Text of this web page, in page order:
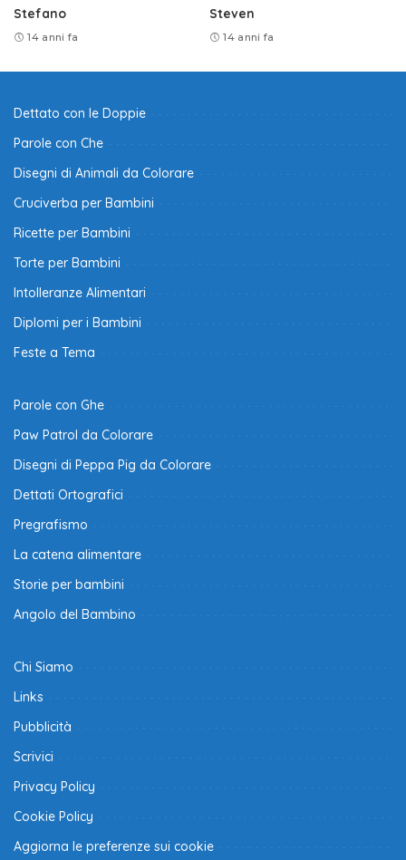
Stefano
14 anni fa
Steven
14 anni fa
Dettato con le Doppie
Parole con Che
Disegni di Animali da Colorare
Cruciverba per Bambini
Ricette per Bambini
Torte per Bambini
Intolleranze Alimentari
Diplomi per i Bambini
Feste a Tema
Parole con Ghe
Paw Patrol da Colorare
Disegni di Peppa Pig da Colorare
Dettati Ortografici
Pregrafismo
La catena alimentare
Storie per bambini
Angolo del Bambino
Chi Siamo
Links
Pubblicità
Scrivici
Privacy Policy
Cookie Policy
Aggiorna le preferenze sui cookie